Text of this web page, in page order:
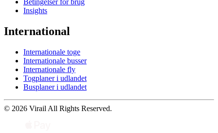
Betingelser for brug
Insights
International
Internationale toge
Internationale busser
Internationale fly
Togplaner i udlandet
Busplaner i udlandet
© 2026 Virail All Rights Reserved.